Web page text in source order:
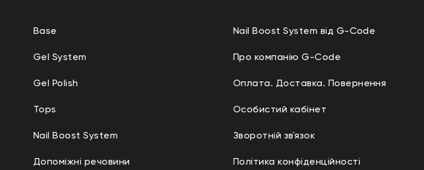
Base
Gel System
Gel Polish
Tops
Nail Boost System
Допоміжні речовини
Nail Boost System від G-Code
Про компанію G-Code
Оплата. Доставка. Повернення
Особистий кабінет
Зворотній зв`язок
Політика конфіденційності